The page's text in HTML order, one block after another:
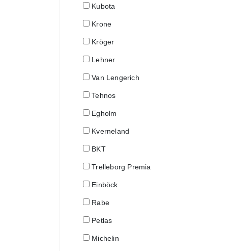
Kubota
Krone
Kröger
Lehner
Van Lengerich
Tehnos
Egholm
Kverneland
BKT
Trelleborg Premia
Einböck
Rabe
Petlas
Michelin